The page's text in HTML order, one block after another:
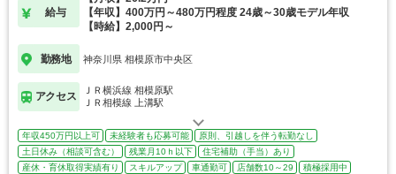
給与
【年収】400万円～480万円程度 24歳～30歳モデル年収
【時給】2,000円～
勤務地 神奈川県 相模原市中央区
アクセス
ＪＲ横浜線 相模原駅
ＪＲ相模線 上溝駅
年収450万円以上可 未経験者も応募可能
原則、引越しを伴う転勤なし
土日休み（相談可含む）
残業月10ｈ以下
住宅補助（手当）あり
産休・育休取得実績有り
スキルアップ 車通勤可 店舗数10～29
積極採用中